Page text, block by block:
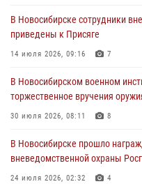
В Новосибирске
Росгвардии провели занятия
В Новосибирске
– жертв войны в Донбассе
В Новосибирске сотрудники
приведены к Присяге
14 июля 2026, 09:16 7
В Новосибирском военном
торжественное вручения
30 июля 2026, 08:11 8
В Новосибирске прошло
вневедомственной охраны
24 июля 2026, 02:32 4